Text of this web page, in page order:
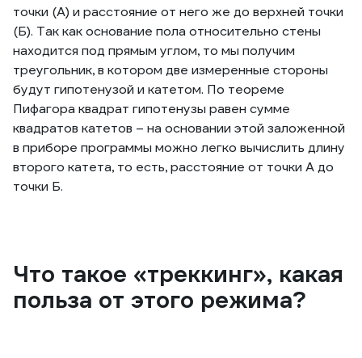
точки (А) и расстояние от него же до верхней точки
(Б). Так как основание пола относительно стены
находится под прямым углом, то мы получим
треугольник, в котором две измеренные стороны
будут гипотенузой и катетом. По теореме
Пифагора квадрат гипотенузы равен сумме
квадратов катетов – на основании этой заложенной
в приборе программы можно легко вычислить длину
второго катета, то есть, расстояние от точки А до
точки Б.
Что такое «треккинг», какая
польза от этого режима?